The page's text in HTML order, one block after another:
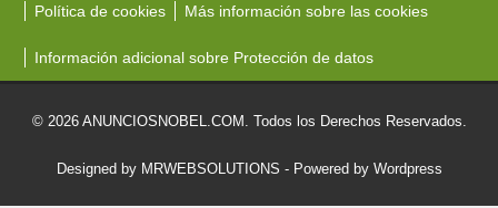
Política de cookies Más información sobre las cookies
Información adicional sobre Protección de datos
© 2026 ANUNCIOSNOBEL.COM. Todos los Derechos Reservados.
Designed by MRWEBSOLUTIONS - Powered by Wordpress